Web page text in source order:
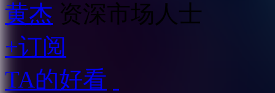
黄杰 资深市场人士
+订阅
TA的好看